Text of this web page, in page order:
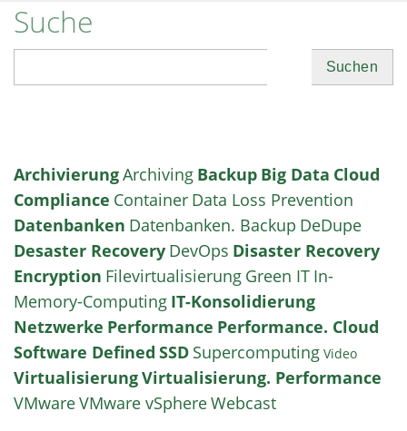
Suche
ArchivierungArchiving Backup Big Data Cloud
Compliance Container Data Loss Prevention
Datenbanken Datenbanken. Backup DeDupe
Desaster Recovery DevOps Disaster Recovery
Encryption Filevirtualisierung Green IT In-
Memory-Computing IT-Konsolidierung
Netzwerke Performance Performance. Cloud
Software Defined SSD Supercomputing Video
VirtualisierungVirtualisierung. Performance
VMwareVMware vSphereWebcast